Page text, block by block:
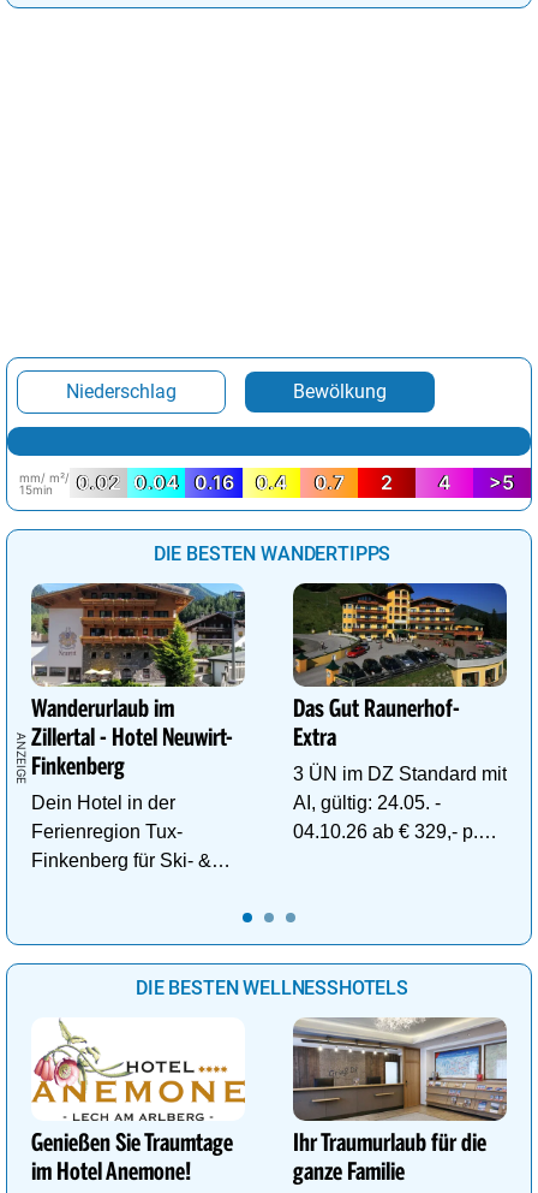
Niederschlag Bewölkung
mm/ m²/
15min
0.02 0.04 0.16 0.4 0.7 2 4 >5
DIE BESTEN WANDERTIPPS
Wanderurlaub im
Zillertal - Hotel Neuwirt-
Finkenberg
Dein Hotel in der
Ferienregion Tux-
Finkenberg für Ski- &
Das Gut Raunerhof-
Extra
3 ÜN im DZ Standard mit
AI, gültig: 24.05. -
04.10.26 ab € 329,- p.P.
DIE BESTEN WELLNESSHOTELS
Genießen Sie Traumtage
im Hotel Anemone!
Ihr Traumurlaub für die
ganze Familie